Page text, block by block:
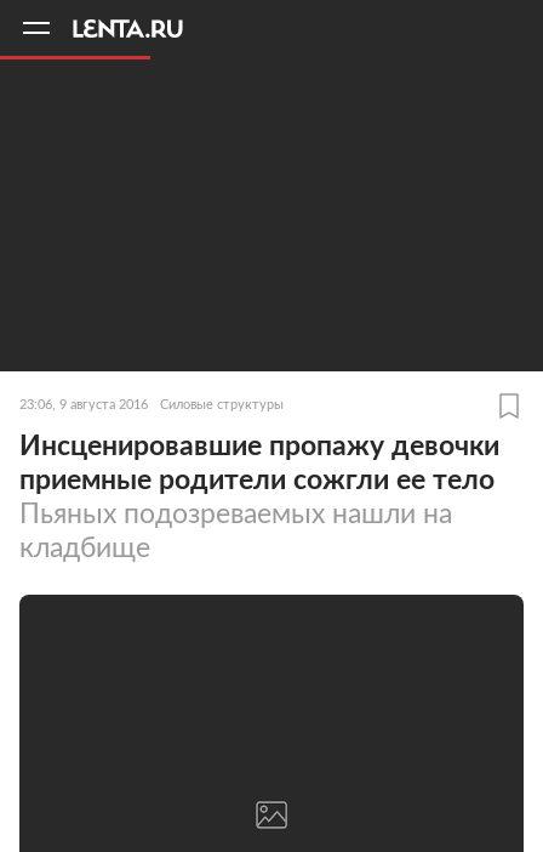
23:06, 9 августа 2016 Силовые структуры
Инсценировавшие пропажу девочки
приемные родители сожгли ее тело
Пьяных подозреваемых нашли на
кладбище